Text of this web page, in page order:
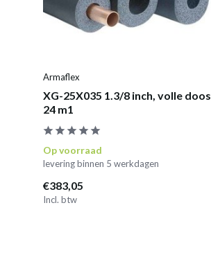
Armaflex
XG-25X035 1.3/8 inch, volle doos
24 m1
Op voorraad
levering binnen 5 werkdagen
€383,05
Incl. btw